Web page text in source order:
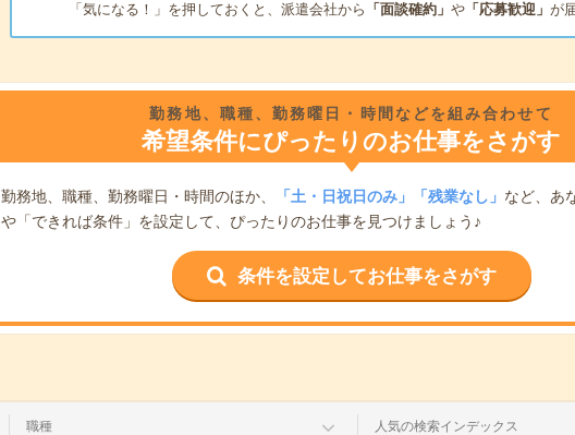
「気になる！」を押しておくと、派遣会社から 「面談確約」 や「応募歓迎」 が
勤務地、職種、勤務曜日・時間などを組み合わせて
希望条件にぴったりのお仕事をさがす
勤務地、職種、勤務曜日・時間のほか、 「土・日祝日のみ」「残業なし」 など、あ
や「できれば条件」を設定して、ぴったりのお仕事を見つけましょう♪
条件を設定してお仕事をさがす
職種 人気の検索インデックス